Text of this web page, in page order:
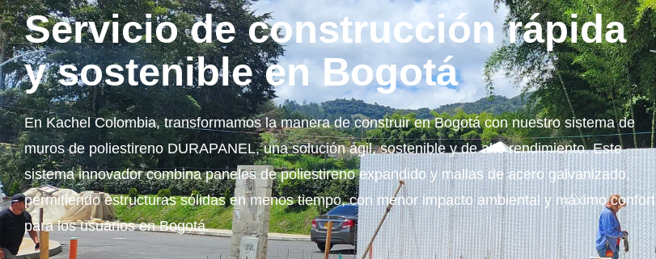
Servicio de construcción rápida
y sostenible en Bogotá
En Kachel Colombia, transformamos la manera de construir en Bogotá con nuestro sistema de
muros de poliestireno DURAPANEL, una solución ágil, sostenible y de alto rendimiento. Este
sistema innovador combina paneles de poliestireno expandido y mallas de acero galvanizado,
permitiendo estructuras sólidas en menos tiempo, con menor impacto ambiental y máximo confort
para los usuarios en Bogotá.